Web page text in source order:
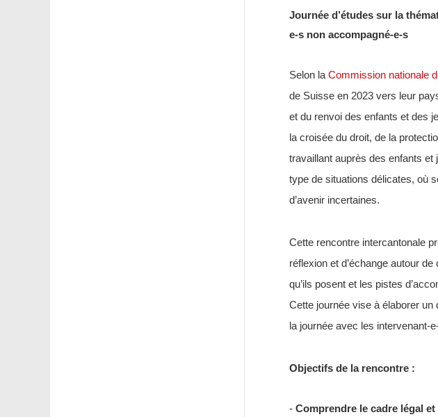
Journée d’études sur la
e-s non accompagné-e-s
Selon laCommission nationale
de Suisse en 2023 vers leur
et du renvoi des enfants et des
la croisée du droit, de la
travaillant auprès des enfants
type de situations délicates, où
d’avenir incertaines.
Cette rencontre intercantonale
réflexion et d’échange autour
qu’ils posent et les pistes
Cette journée vise à élaborer
la journée avec les intervenant-
Objectifs de la rencontre :
-Comprendre le cadre légal